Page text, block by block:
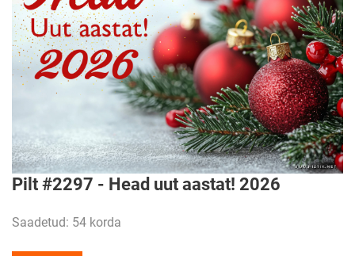
Pilt #2297 - Head uut aastat! 2026
Saadetud: 54 korda